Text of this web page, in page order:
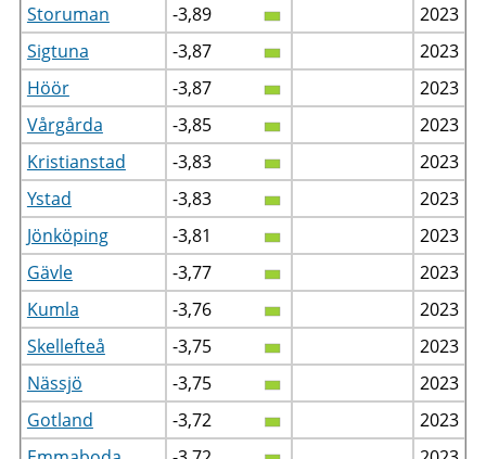
Storuman
-3,89
2023
Sigtuna
-3,87
2023
Höör
-3,87
2023
Vårgårda
-3,85
2023
Kristianstad
-3,83
2023
Ystad
-3,83
2023
Jönköping
-3,81
2023
Gävle
-3,77
2023
Kumla
-3,76
2023
Skellefteå
-3,75
2023
Nässjö
-3,75
2023
Gotland
-3,72
2023